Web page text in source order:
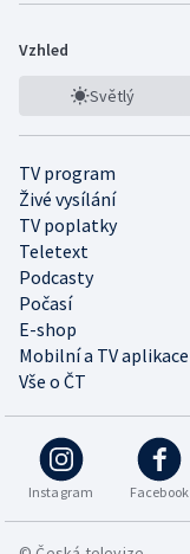
Vzhled
Světlý
TV program
Živé vysílání
TV poplatky
Teletext
Podcasty
Počasí
E-shop
Mobilní a TV aplikace
Vše o ČT
Instagram Facebook